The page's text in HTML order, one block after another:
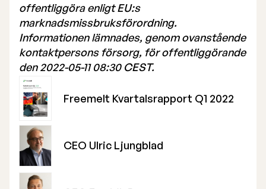
offentliggöra enligt EU:s
marknadsmissbruksförordning.
Informationen lämnades, genom ovanstående
kontaktpersons försorg, för offentliggörande
den 2022-05-11 08:30 CEST.
Freemelt Kvartalsrapport Q1 2022
CEO Ulric Ljungblad